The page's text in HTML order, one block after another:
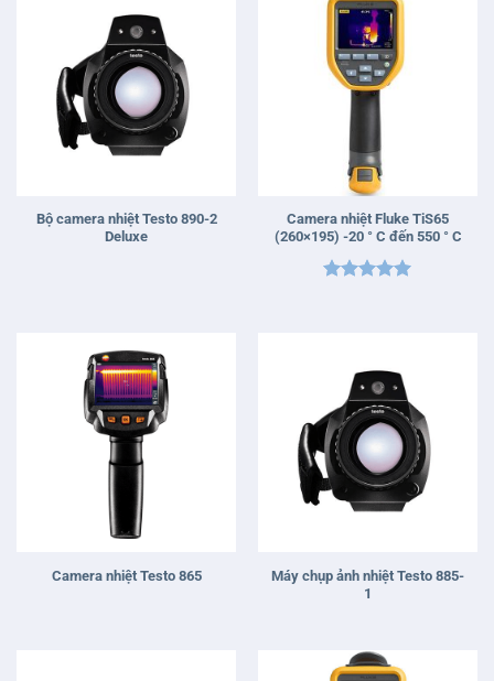
Bộ camera nhiệt Testo 890-2
Deluxe
Camera nhiệt Fluke TiS65
(260×195) -20 ° C đến 550 ° C
Camera nhiệt Testo 865
Máy chụp ảnh nhiệt Testo 885-
1